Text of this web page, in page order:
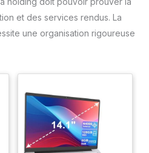
et des services rendus. La
une organisation rigoureuse